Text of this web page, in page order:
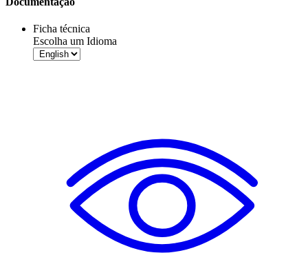
Ficha técnica
Escolha um Idioma